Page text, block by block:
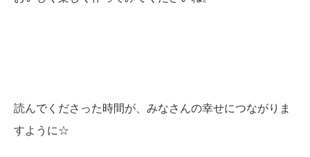
読んでくださった時間が、みなさんの幸せにつながりま
すように☆